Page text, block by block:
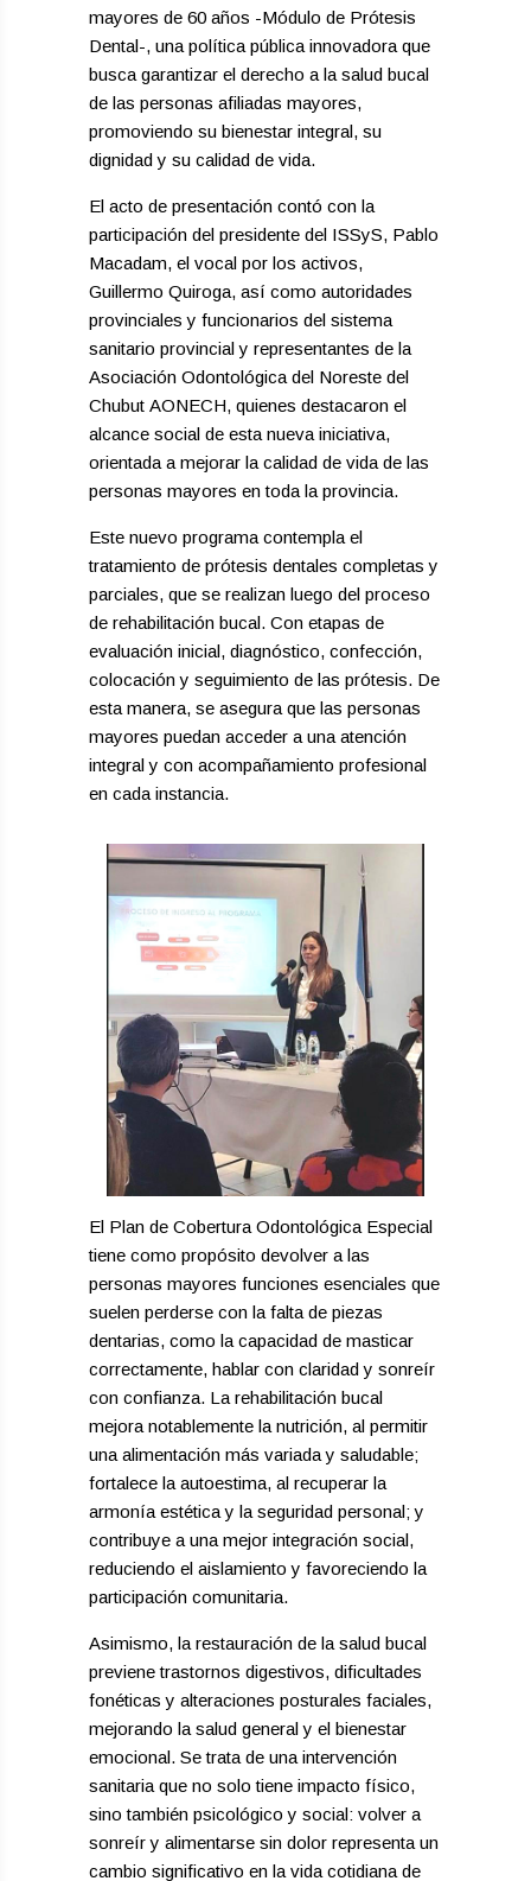
mayores de 60 años -Módulo de Prótesis
Dental-, una política pública innovadora que
busca garantizar el derecho a la salud bucal
de las personas afiliadas mayores,
promoviendo su bienestar integral, su
dignidad y su calidad de vida.
El acto de presentación contó con la
participación del presidente del ISSyS, Pablo
Macadam, el vocal por los activos,
Guillermo Quiroga, así como autoridades
provinciales y funcionarios del sistema
sanitario provincial y representantes de la
Asociación Odontológica del Noreste del
Chubut AONECH, quienes destacaron el
alcance social de esta nueva iniciativa,
orientada a mejorar la calidad de vida de las
personas mayores en toda la provincia.
Este nuevo programa contempla el
tratamiento de prótesis dentales completas y
parciales, que se realizan luego del proceso
de rehabilitación bucal. Con etapas de
evaluación inicial, diagnóstico, confección,
colocación y seguimiento de las prótesis. De
esta manera, se asegura que las personas
mayores puedan acceder a una atención
integral y con acompañamiento profesional
en cada instancia.
El Plan de Cobertura Odontológica Especial
tiene como propósito devolver a las
personas mayores funciones esenciales que
suelen perderse con la falta de piezas
dentarias, como la capacidad de masticar
correctamente, hablar con claridad y sonreír
con confianza. La rehabilitación bucal
mejora notablemente la nutrición, al permitir
una alimentación más variada y saludable;
fortalece la autoestima, al recuperar la
armonía estética y la seguridad personal; y
contribuye a una mejor integración social,
reduciendo el aislamiento y favoreciendo la
participación comunitaria.
Asimismo, la restauración de la salud bucal
previene trastornos digestivos, dificultades
fonéticas y alteraciones posturales faciales,
mejorando la salud general y el bienestar
emocional. Se trata de una intervención
sanitaria que no solo tiene impacto físico,
sino también psicológico y social: volver a
sonreír y alimentarse sin dolor representa un
cambio significativo en la vida cotidiana de